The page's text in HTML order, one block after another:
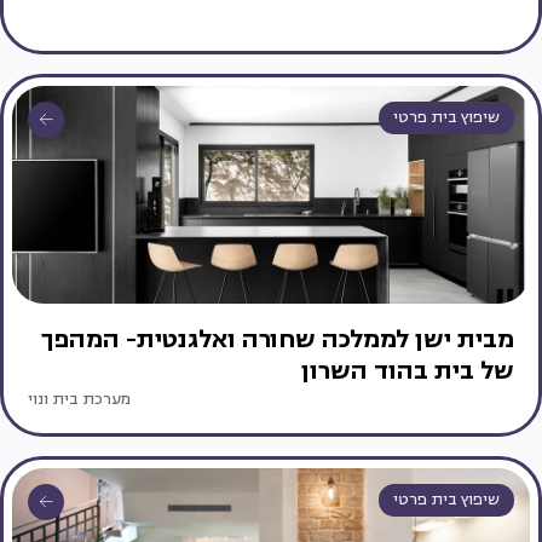
שיפוץ בית פרטי
מבית ישן לממלכה שחורה ואלגנטית- המהפך
של בית בהוד השרון
מערכת בית ונוי
שיפוץ בית פרטי